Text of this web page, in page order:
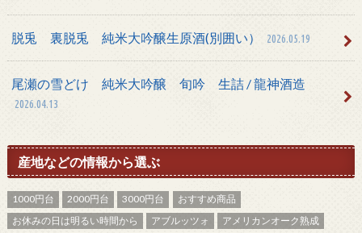
脱兎 裏脱兎 純米大吟醸生原酒(別囲い） 2026.05.19
尾瀬の雪どけ 純米大吟醸 旬吟 生詰 / 龍神酒造
2026.04.13
産地などの情報から選ぶ
1000円台 2000円台 3000円台
おすすめ商品
お休みの日は明るい時間から
アブルッツォ
アメリカンオーク熟成